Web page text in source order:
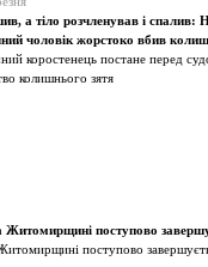
а тіло розчленував і
чоловік жорстоко вбив
коростенець постане перед
колишнього зятя
Житомирщині поступово
поступово